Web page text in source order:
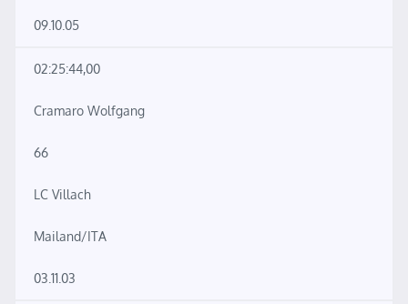
09.10.05
02:25:44,00
Cramaro Wolfgang
66
LC Villach
Mailand/ITA
03.11.03